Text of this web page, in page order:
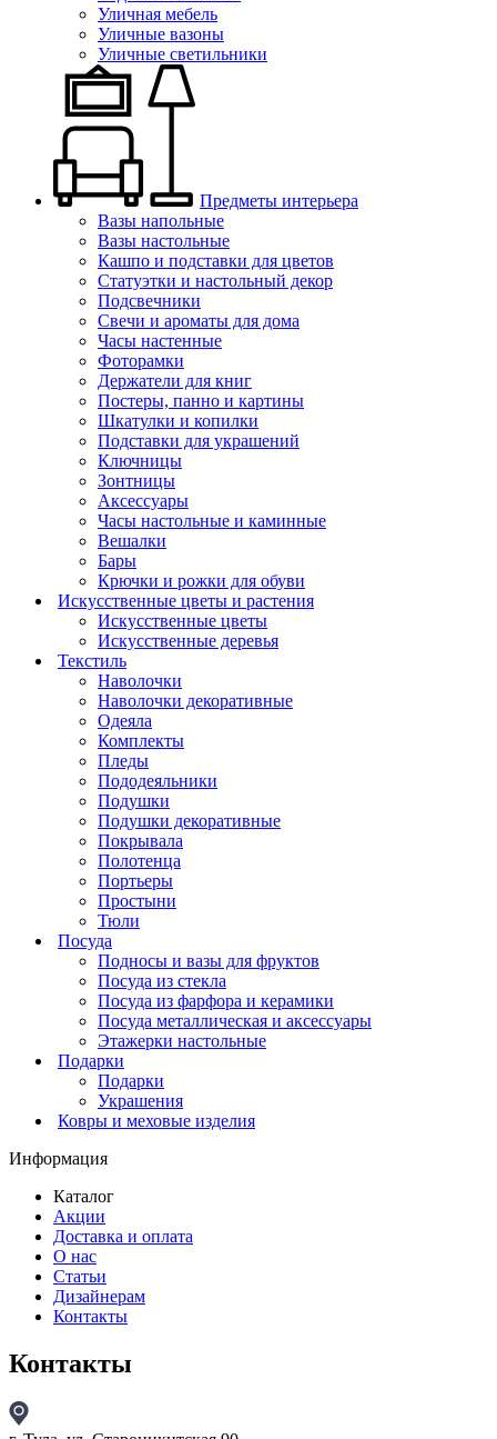
Уличная мебель
Уличные вазоны
Уличные светильники
Предметы интерьера
Вазы напольные
Вазы настольные
Кашпо и подставки для цветов
Статуэтки и настольный декор
Подсвечники
Свечи и ароматы для дома
Часы настенные
Фоторамки
Держатели для книг
Постеры, панно и картины
Шкатулки и копилки
Подставки для украшений
Ключницы
Зонтницы
Аксессуары
Часы настольные и каминные
Вешалки
Бары
Крючки и рожки для обуви
Искусственные цветы и растения
Искусственные цветы
Искусcтвенные деревья
Текстиль
Наволочки
Наволочки декоративные
Одеяла
Комплекты
Пледы
Пододеяльники
Подушки
Подушки декоративные
Покрывала
Полотенца
Портьеры
Простыни
Тюли
Посуда
Подносы и вазы для фруктов
Посуда из стекла
Посуда из фарфора и керамики
Посуда металлическая и аксессуары
Этажерки настольные
Подарки
Подарки
Украшения
Ковры и меховые изделия
Информация
Каталог
Акции
Доставка и оплата
О нас
Статьи
Дизайнерам
Контакты
Контакты